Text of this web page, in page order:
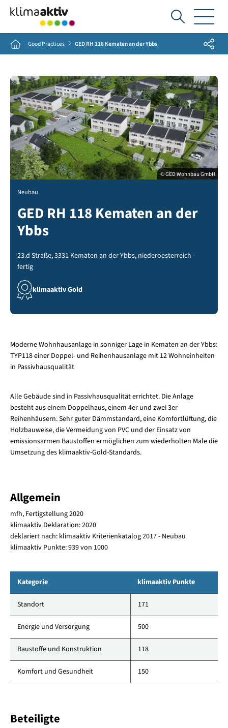
Ich
suche...
Home Good Practices GED RH 118 Kematen an der Ybbs Share
© GED Wohnbau GmbH
Neubau
GED RH 118 Kematen an der
Ybbs
23.d Straße, 3331 Kematen an der Ybbs, niederoesterreich -
fertig
klimaaktiv Gold
Moderne Wohnhausanlage in sonniger Lage in Kematen an der Ybbs:
TYP118 einer Doppel- und Reihenhausanlage mit 12 Wohneinheiten
in Passivhausqualität
Alle Gebäude sind in Passivhausqualität errichtet. Die Anlage
besteht aus einem Doppelhaus, einem 4er und zwei 3er
Reihenhäusern. Sehr guter Dämmstandard, eine Komfortlüftung, die
Holzbauweise, die Vermeidung von PVC und der Einsatz von
emissionsarmen Baustoffen ermöglichen zum wiederholten Male die
Umsetzung des klimaaktiv-Gold-Standards.
Allgemein
mfh, Fertigstellung 2020
klimaaktiv Deklaration: 2020
deklariert nach: klimaaktiv Kriterienkatalog 2017 - Neubau
klimaaktiv Punkte: 939 von 1000
Kategorie klimaaktiv Punkte
Standort 171
Energie und Versorgung 500
Baustoffe und Konstruktion 118
Komfort und Gesundheit 150
Beteiligte